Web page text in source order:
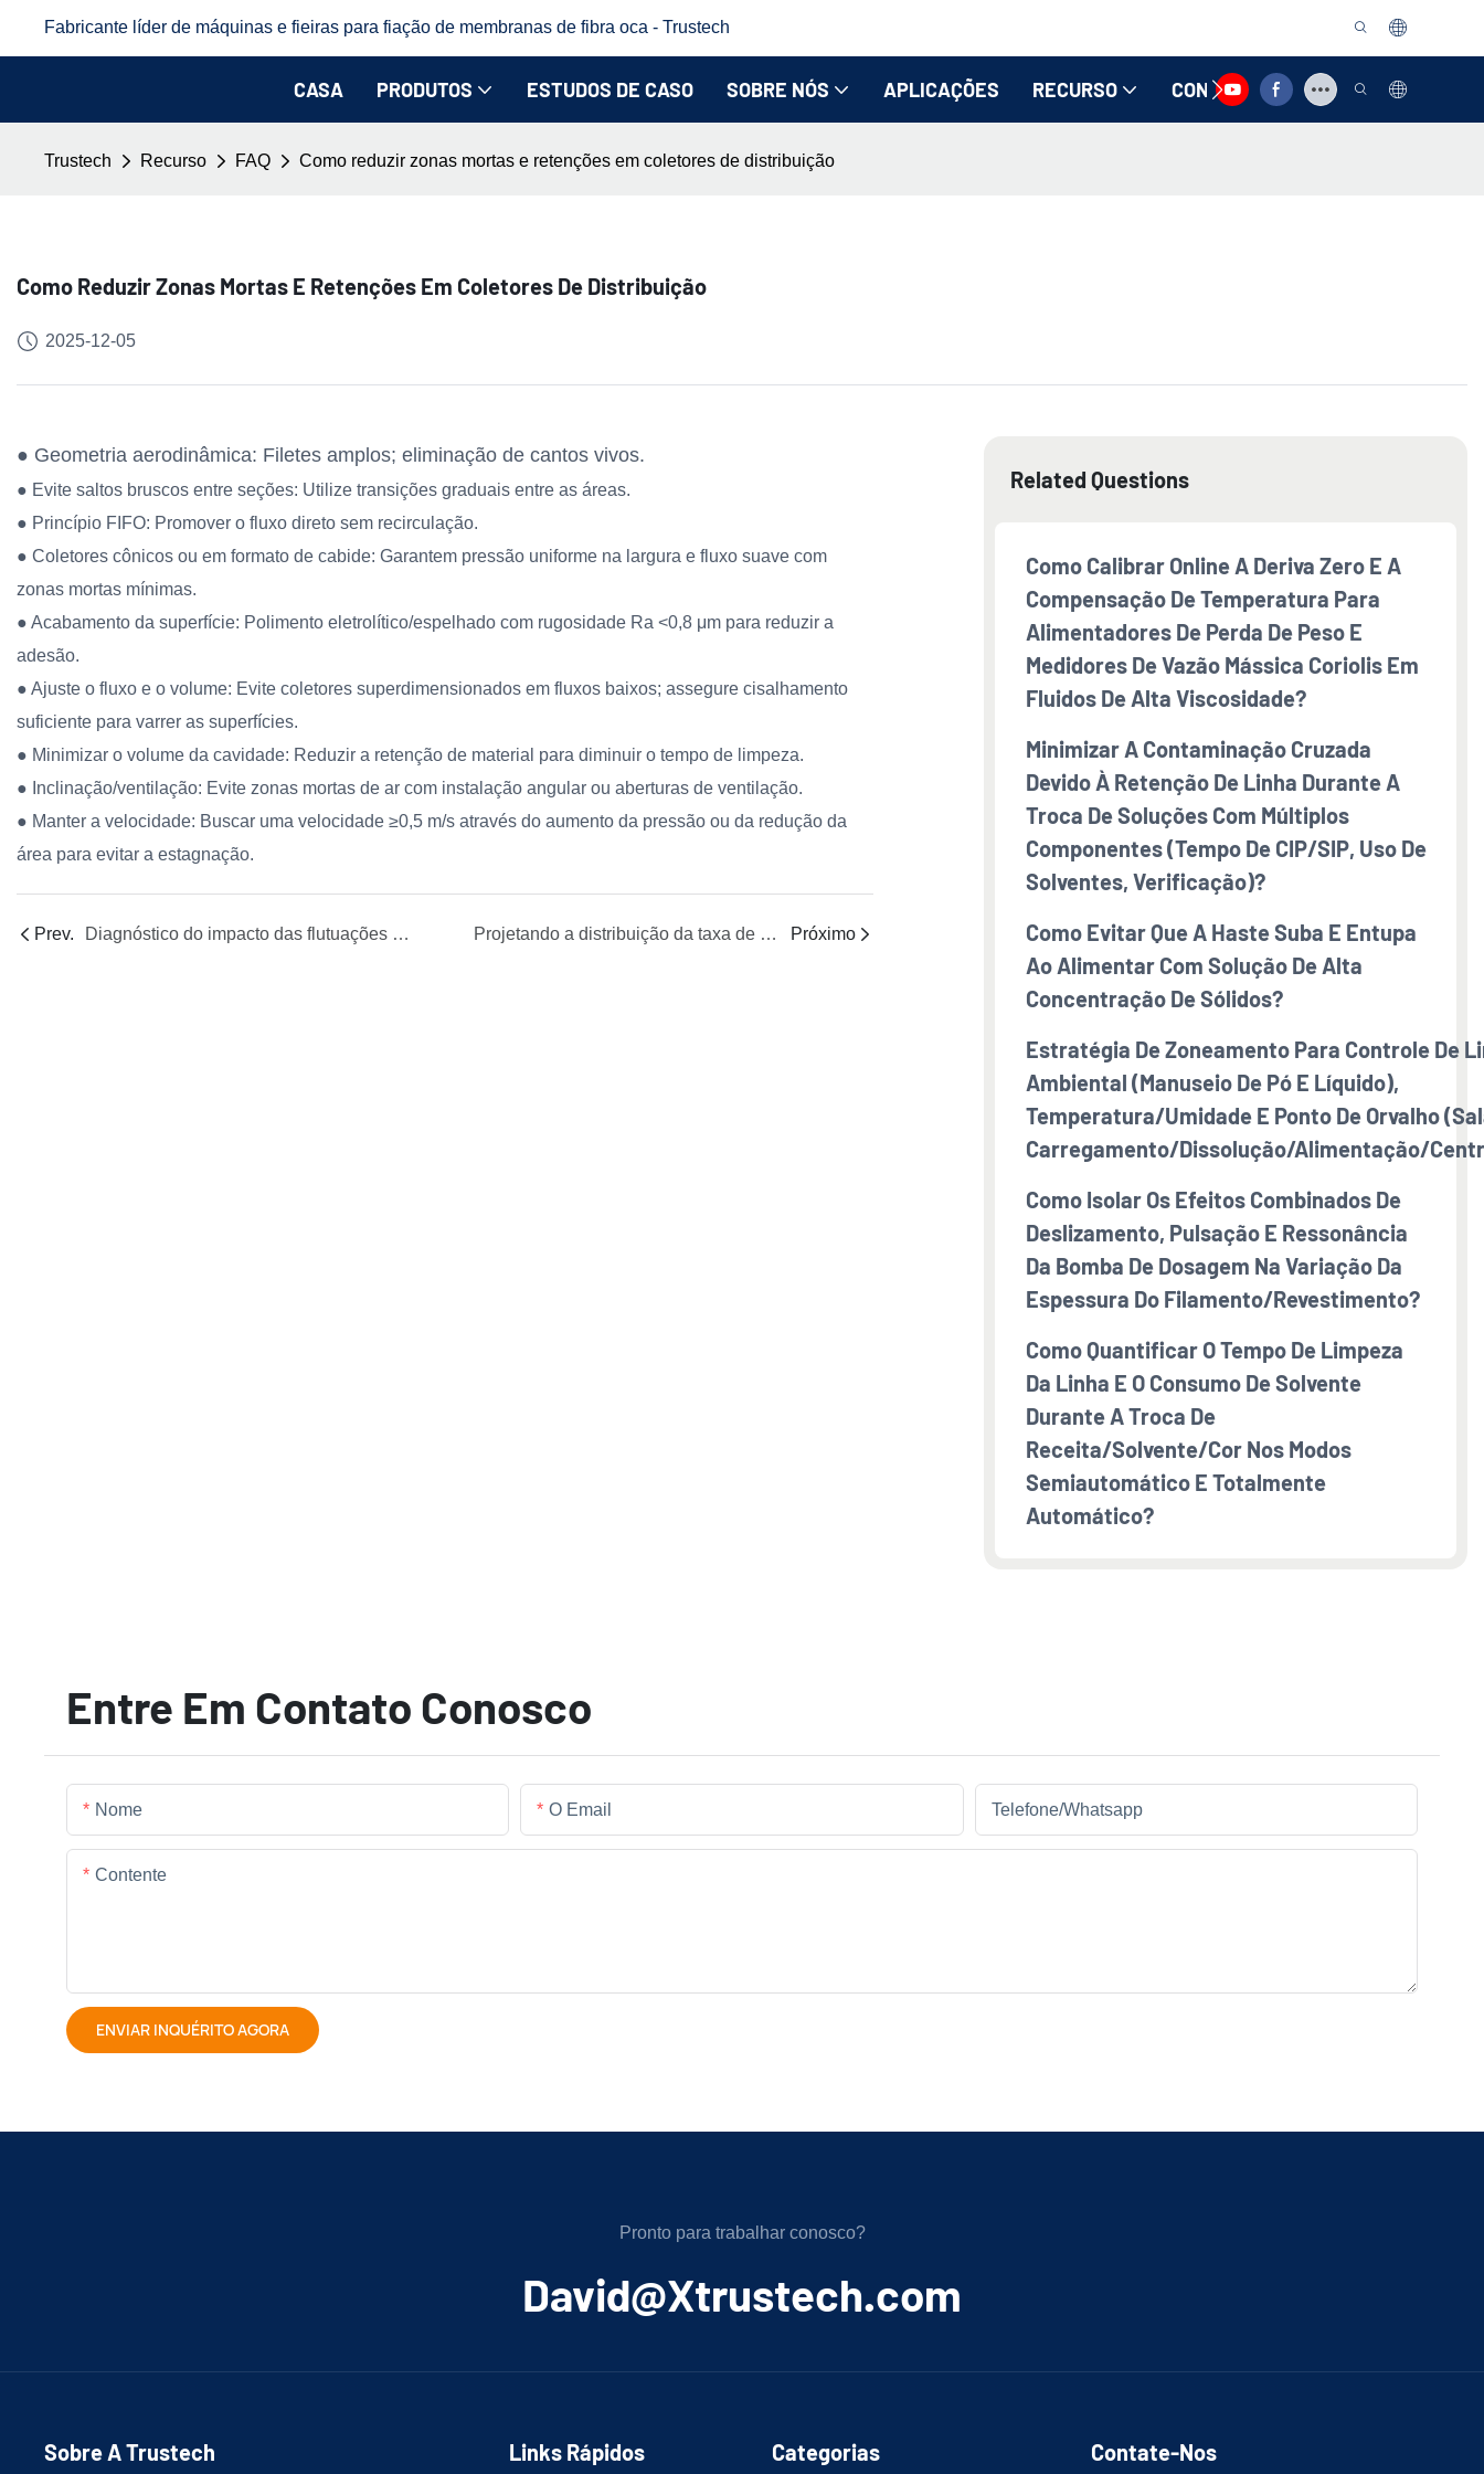
Fabricante líder de máquinas e fieiras para fiação de membranas de fibra oca - Trustech
CASA PRODUTOS ESTUDOS DE CASO SOBRE NÓS APLICAÇÕES RECURSO CONTATE-NOS
Trustech Recurso FAQ Como reduzir zonas mortas e retenções em coletores de distribuição
Como Reduzir Zonas Mortas E Retenções Em Coletores De Distribuição
2025-12-05
● Geometria aerodinâmica: Filetes amplos; eliminação de cantos vivos.
● Evite saltos bruscos entre seções: Utilize transições graduais entre as áreas.
● Princípio FIFO: Promover o fluxo direto sem recirculação.
● Coletores cônicos ou em formato de cabide: Garantem pressão uniforme na largura e fluxo suave com
zonas mortas mínimas.
● Acabamento da superfície: Polimento eletrolítico/espelhado com rugosidade Ra <0,8 μm para reduzir a
adesão.
● Ajuste o fluxo e o volume: Evite coletores superdimensionados em fluxos baixos; assegure cisalhamento
suficiente para varrer as superfícies.
● Minimizar o volume da cavidade: Reduzir a retenção de material para diminuir o tempo de limpeza.
● Inclinação/ventilação: Evite zonas mortas de ar com instalação angular ou aberturas de ventilação.
● Manter a velocidade: Buscar uma velocidade ≥0,5 m/s através do aumento da pressão ou da redução da
área para evitar a estagnação.
Prev. Diagnóstico do impacto das flutuações na composição do fluido de perfuração Projetando a distribuição da taxa de cisalhamento na saída para um desempenho ideal. Próximo
Related Questions
Como Calibrar Online A Deriva Zero E A
Compensação De Temperatura Para
Alimentadores De Perda De Peso E
Medidores De Vazão Mássica Coriolis Em
Fluidos De Alta Viscosidade?
Minimizar A Contaminação Cruzada
Devido À Retenção De Linha Durante A
Troca De Soluções Com Múltiplos
Componentes (tempo De CIP/SIP, Uso De
Solventes, Verificação)?
Como Evitar Que A Haste Suba E Entupa
Ao Alimentar Com Solução De Alta
Concentração De Sólidos?
Estratégia De Zoneamento Para Controle De
Ambiental (manuseio De Pó E Líquido),
Temperatura/umidade E Ponto De Orvalho
Carregamento/dissolução/alimentação/
Como Isolar Os Efeitos Combinados De
Deslizamento, Pulsação E Ressonância
Da Bomba De Dosagem Na Variação Da
Espessura Do Filamento/revestimento?
Como Quantificar O Tempo De Limpeza
Da Linha E O Consumo De Solvente
Durante A Troca De
Receita/solvente/cor Nos Modos
Semiautomático E Totalmente
Automático?
Entre Em Contato Conosco
Nome O Email Telefone/whatsapp
Contente
ENVIAR INQUÉRITO AGORA
Pronto para trabalhar conosco?
﻿David@Xtrustech.com
Sobre A Trustech Links Rápidos Categorias Contate-Nos